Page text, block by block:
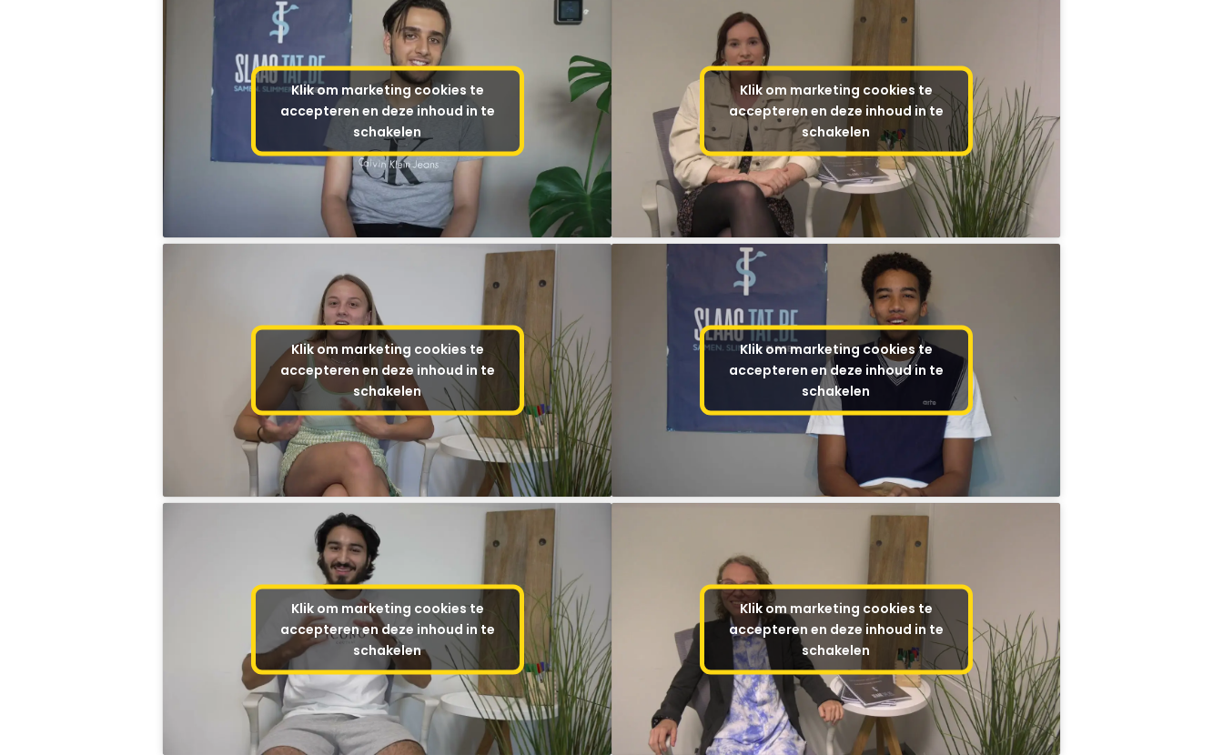
Klik om marketing cookies te
accepteren en deze inhoud in te
schakelen
Klik om marketing cookies te
accepteren en deze inhoud in te
schakelen
Klik om marketing cookies te
accepteren en deze inhoud in te
schakelen
Klik om marketing cookies te
accepteren en deze inhoud in te
schakelen
Klik om marketing cookies te
accepteren en deze inhoud in te
schakelen
Klik om marketing cookies te
accepteren en deze inhoud in te
schakelen